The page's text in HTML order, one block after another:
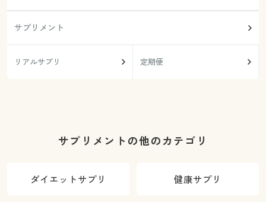
サプリメント
リアルサプリ 定期便
サプリメントの他のカテゴリ
ダイエットサプリ 健康サプリ